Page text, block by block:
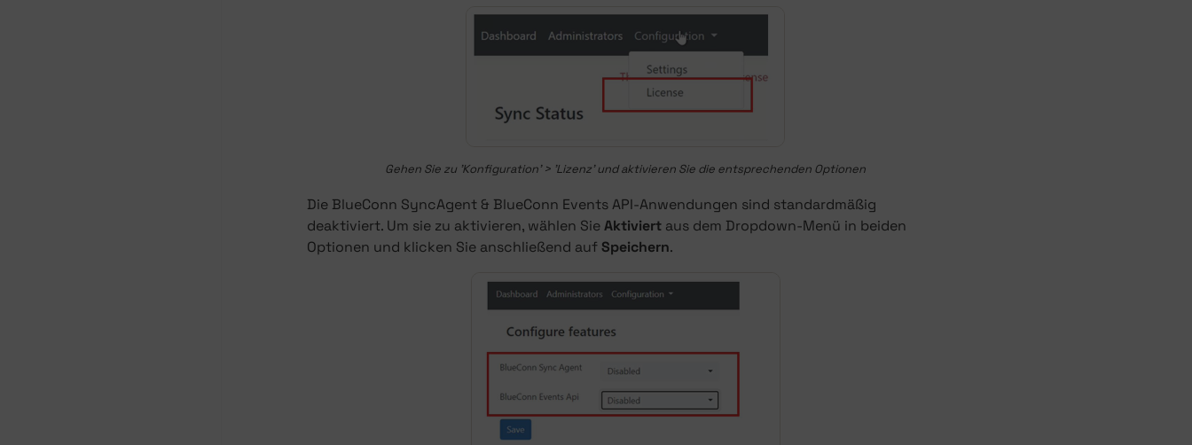
Gehen Sie zu 'Konfiguration' > 'Lizenz' und aktivieren Sie die entsprechenden Optionen
Die BlueConn SyncAgent & BlueConn Events API-Anwendungen sind standardmäßig
deaktiviert. Um sie zu aktivieren, wählen SieAktiviert aus dem Dropdown-Menü in beiden
Optionen und klicken Sie anschließend aufSpeichern.